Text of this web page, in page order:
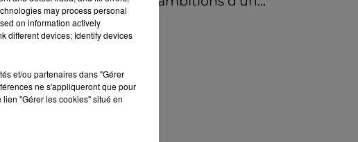
À quelques semaines de la première
édition de Stars'Terre, organisée du 18 au 20
may process personal
on information actively
different devices; Identify devices
et/ou partenaires dans "Gérer
ne s'appliqueront que pour
"Gérer les cookies" situé en